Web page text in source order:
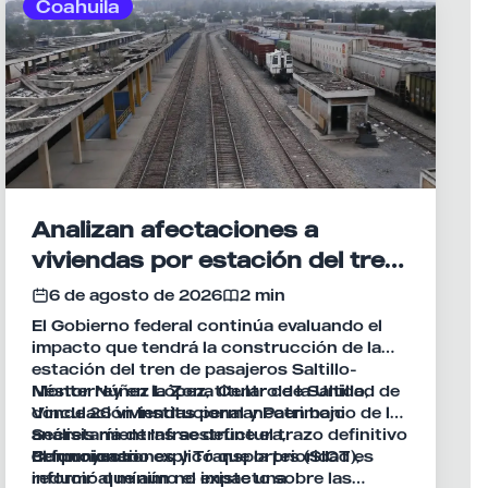
Coahuila
Analizan afectaciones a
viviendas por estación del tren
Saltillo-Monterrey
6 de agosto de 2026
2 min
El Gobierno federal continúa evaluando el
impacto que tendrá la construcción de la
estación del tren de pasajeros Saltillo-
Monterrey en la Zona Centro de Saltillo,
donde 26 viviendas permanecen bajo
análisis mientras se define el trazo definitivo
del proyecto.
Néstor Núñez López, titular de la Unidad de
Vinculación Institucional y Patrimonio de la
Secretaría de Infraestructura,
Comunicaciones y Transportes (SICT),
informó que aún no existe una
El funcionario explicó que la prioridad es
reducir al mínimo el impacto sobre las